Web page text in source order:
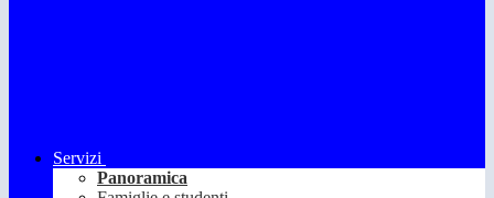
Servizi
Panoramica